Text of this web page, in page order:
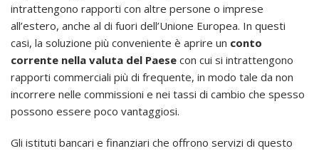
intrattengono rapporti con altre persone o imprese
all’estero, anche al di fuori dell’Unione Europea. In questi
casi, la soluzione più conveniente è aprire un conto
corrente nella valuta del Paese con cui si intrattengono
rapporti commerciali più di frequente, in modo tale da non
incorrere nelle commissioni e nei tassi di cambio che spesso
possono essere poco vantaggiosi.
Gli istituti bancari e finanziari che offrono servizi di questo